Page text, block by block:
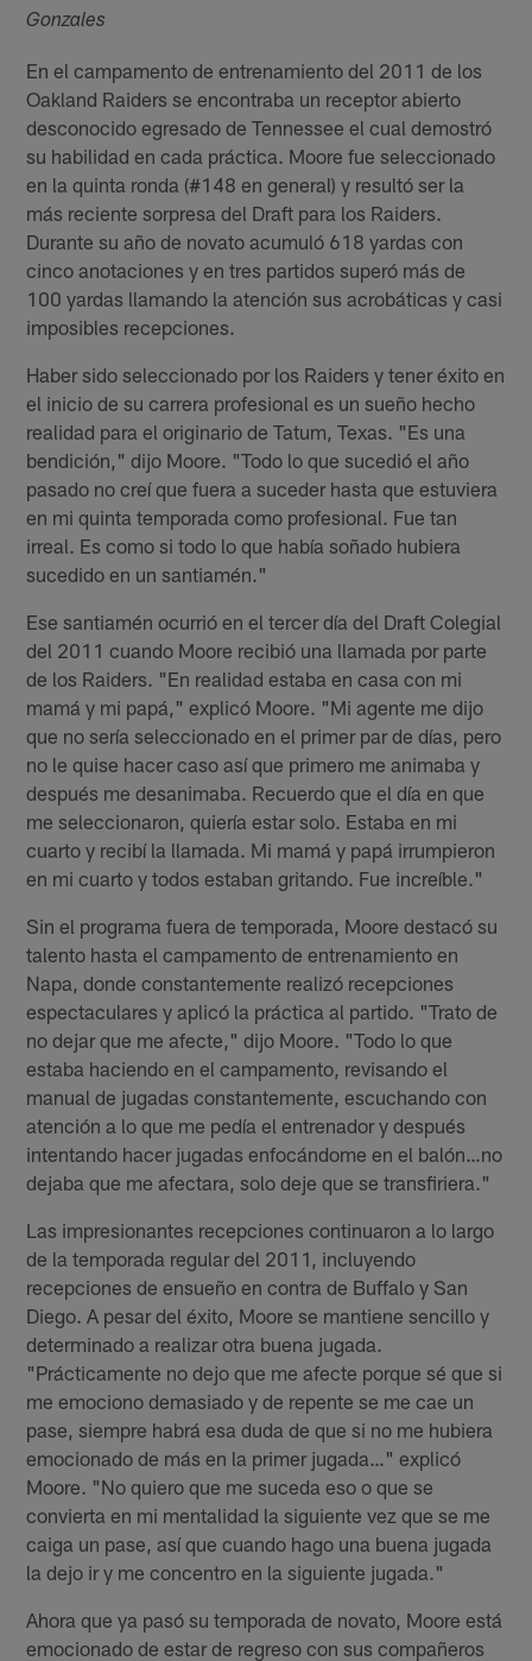
Gonzales
En el campamento de entrenamiento del 2011 de los
Oakland Raiders se encontraba un receptor abierto
desconocido egresado de Tennessee el cual demostró
su habilidad en cada práctica. Moore fue seleccionado
en la quinta ronda (#148 en general) y resultó ser la
más reciente sorpresa del Draft para los Raiders.
Durante su año de novato acumuló 618 yardas con
cinco anotaciones y en tres partidos superó más de
100 yardas llamando la atención sus acrobáticas y casi
imposibles recepciones.
Haber sido seleccionado por los Raiders y tener éxito en
el inicio de su carrera profesional es un sueño hecho
realidad para el originario de Tatum, Texas. "Es una
bendición," dijo Moore. "Todo lo que sucedió el año
pasado no creí que fuera a suceder hasta que estuviera
en mi quinta temporada como profesional. Fue tan
irreal. Es como si todo lo que había soñado hubiera
sucedido en un santiamén."
Ese santiamén ocurrió en el tercer día del Draft Colegial
del 2011 cuando Moore recibió una llamada por parte
de los Raiders. "En realidad estaba en casa con mi
mamá y mi papá," explicó Moore. "Mi agente me dijo
que no sería seleccionado en el primer par de días, pero
no le quise hacer caso así que primero me animaba y
después me desanimaba. Recuerdo que el día en que
me seleccionaron, quiería estar solo. Estaba en mi
cuarto y recibí la llamada. Mi mamá y papá irrumpieron
en mi cuarto y todos estaban gritando. Fue increíble."
Sin el programa fuera de temporada, Moore destacó su
talento hasta el campamento de entrenamiento en
Napa, donde constantemente realizó recepciones
espectaculares y aplicó la práctica al partido. "Trato de
no dejar que me afecte," dijo Moore. "Todo lo que
estaba haciendo en el campamento, revisando el
manual de jugadas constantemente, escuchando con
atención a lo que me pedía el entrenador y después
intentando hacer jugadas enfocándome en el balón…no
dejaba que me afectara, solo deje que se transfiriera."
Las impresionantes recepciones continuaron a lo largo
de la temporada regular del 2011, incluyendo
recepciones de ensueño en contra de Buffalo y San
Diego. A pesar del éxito, Moore se mantiene sencillo y
determinado a realizar otra buena jugada.
"Prácticamente no dejo que me afecte porque sé que si
me emociono demasiado y de repente se me cae un
pase, siempre habrá esa duda de que si no me hubiera
emocionado de más en la primer jugada…" explicó
Moore. "No quiero que me suceda eso o que se
convierta en mi mentalidad la siguiente vez que se me
caiga un pase, así que cuando hago una buena jugada
la dejo ir y me concentro en la siguiente jugada."
Ahora que ya pasó su temporada de novato, Moore está
emocionado de estar de regreso con sus compañeros